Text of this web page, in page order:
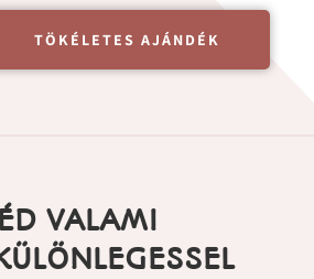
TÖKÉLETES AJÁNDÉK
VALAMI